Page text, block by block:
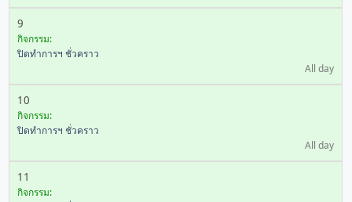
9
กิจกรรม:
ปิดทำการฯ ชั่วคราว
All day
10
กิจกรรม:
ปิดทำการฯ ชั่วคราว
All day
11
กิจกรรม: